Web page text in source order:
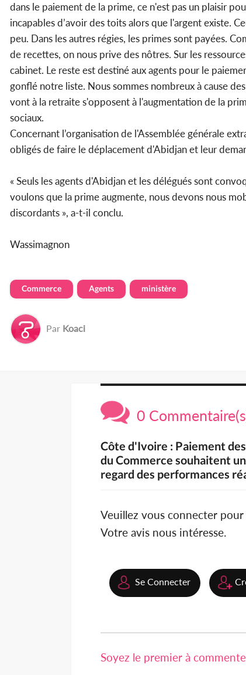
dans le paiement de la prime, ce n'est pas un plaisir
incapables d’avoir des toits alors que l'argent existe.
peu. Dans les autres régies, les primes sont payées.
de recettes, on nous prive des nôtres. Sur les
cabinet. Le reste est destiné aux agents pour le
gonflé notre liste. Nous sommes nombreux à cause
vont à la retraite s'opposent à l'augmentation de la
sociaux.
Concernant l’organisation de l'Assemblée générale
obligés de faire le déplacement d'Abidjan et leur
« Seuls les agents d'Abidjan et les délégués sont
voulons que la prime augmente, nous devons nous
discordants », a-t-il conclu.
Wassimagnon
Commerce Agents ministère
Par Koaci
0
Côte d'Ivoire : Paiement
du Commerce souhaitent
regard des performances
Veuillez vous connecter
Votre avis nous intéresse.
Se Connecter
Soyez le premier à